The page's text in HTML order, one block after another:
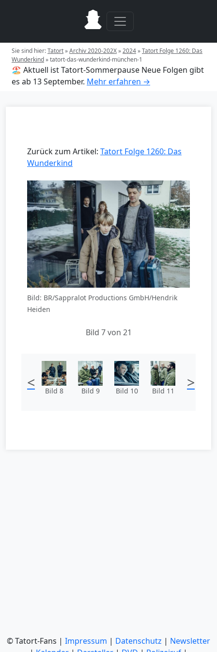
Sie sind hier:Tatort»Archiv 2020-202X»2024»Tatort Folge 1260: Das
Wunderkind»tatort-das-wunderkind-münchen-1
🏖️ Aktuell ist Tatort-Sommerpause Neue Folgen gibt
es ab 13 September. Mehr erfahren →
Zurück zum Artikel: Tatort Folge 1260: Das
Wunderkind
Bild: BR/Sappralot Productions GmbH/Hendrik
Heiden
Bild 7 von 21
< Bild 8 Bild 9 Bild 10 Bild 11 >
© Tatort-Fans | Impressum | Datenschutz | Newsletter